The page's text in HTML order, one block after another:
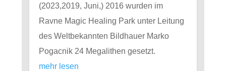
(2023,2019, Juni,) 2016 wurden im
Ravne Magic Healing Park unter Leitung
des Weltbekannten Bildhauer Marko
Pogacnik 24 Megalithen gesetzt.
mehr lesen